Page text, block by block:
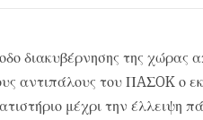
διακυβέρνησης της χώρας
αντιπάλους του ΠAΣOK ο
μέχρι την έλλειψη